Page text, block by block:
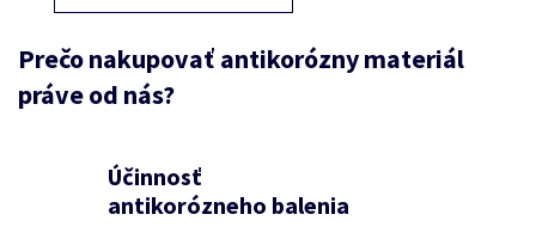
Prečo nakupovať antikorózny materiál
práve od nás?
Účinnosť
antikorózneho balenia